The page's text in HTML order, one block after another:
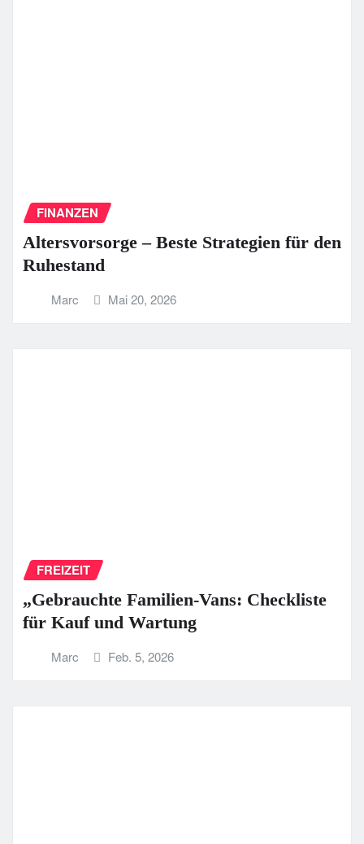
FINANZEN
Altersvorsorge – Beste Strategien für den
Ruhestand
Marc Mai 20, 2026
FREIZEIT
„Gebrauchte Familien-Vans: Checkliste
für Kauf und Wartung
Marc Feb. 5, 2026